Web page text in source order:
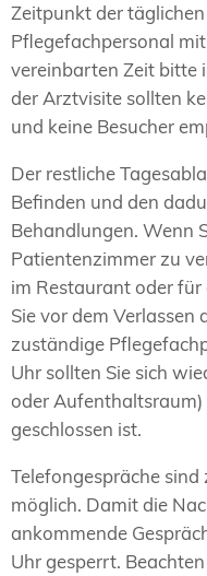
Zeitpunkt der
Pflegefachpersonal
vereinbarten Zeit bitte
der Arztvisite sollten
und keine Besucher
Der restliche
Befinden und den
Behandlungen. Wenn
Patientenzimmer zu
im Restaurant oder
Sie vor dem Verlassen
zuständige
Uhr sollten Sie sich
oder
geschlossen ist.
Telefongespräche
möglich. Damit die
ankommende
Uhr gesperrt.